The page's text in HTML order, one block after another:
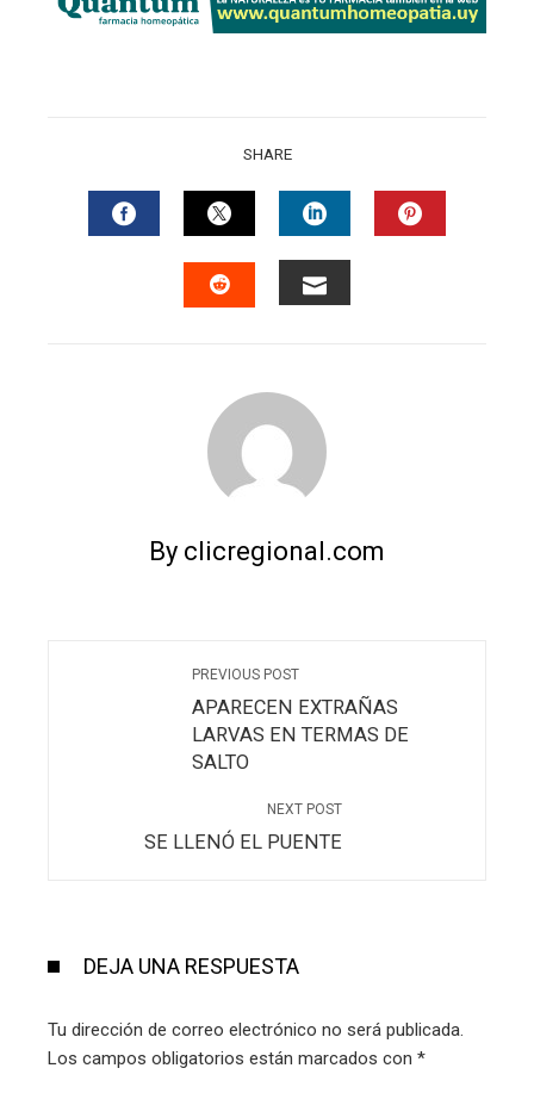
SHARE
FACEBOOKTWITTERLINKEDIN
By clicregional.com
PREVIOUS POST
APARECEN EXTRAÑAS
LARVAS EN TERMAS DE
SALTO
NEXT POST
SE LLENÓ EL PUENTE
DEJA UNA RESPUESTA
Tu dirección de correo electrónico no será publicada.
Los campos obligatorios están marcados con *